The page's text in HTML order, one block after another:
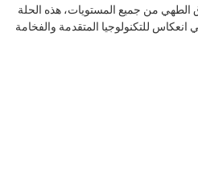
من جميع المستويات، هذه الحلة
للتكنولوجيا المتقدمة والفخامة